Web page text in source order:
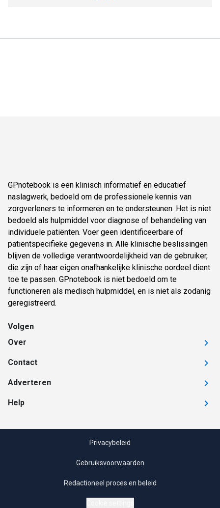
GPnotebook is een klinisch informatief en educatief
naslagwerk, bedoeld om de professionele kennis van
zorgverleners te informeren en te ondersteunen. Het is niet
bedoeld als hulpmiddel voor diagnose of behandeling van
individuele patiënten. Voer geen identificeerbare of
patiëntspecifieke gegevens in. Alle klinische beslissingen
blijven de volledige verantwoordelijkheid van de gebruiker,
die zijn of haar eigen onafhankelijke klinische oordeel dient
toe te passen. GPnotebook is niet bedoeld om te
functioneren als medisch hulpmiddel, en is niet als zodanig
geregistreerd.
Volgen
Over
Contact
Adverteren
Help
Privacybeleid
Gebruiksvoorwaarden
Redactioneel proces en beleid